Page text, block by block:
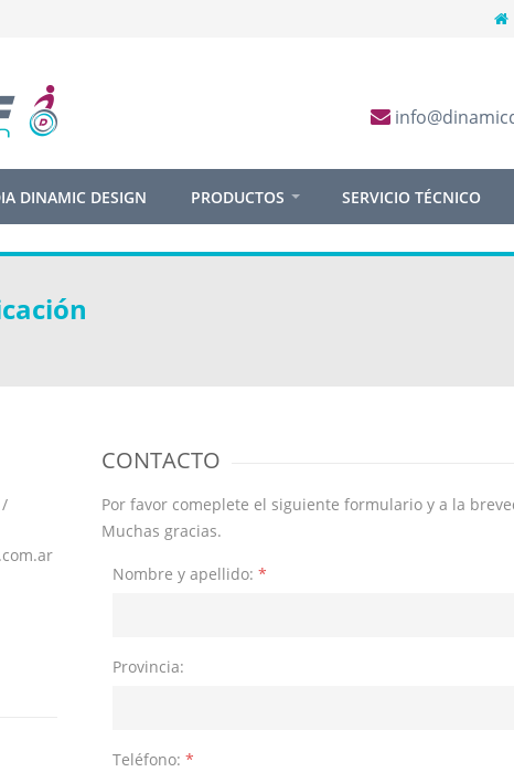
DINAMIC DESIGN PRODUCTOS SERVICIO TÉCNICO
CONTACTO
Por favor comeplete el siguiente formulario y a la
Muchas gracias.
Nombre y apellido: *
Provincia:
Teléfono: *